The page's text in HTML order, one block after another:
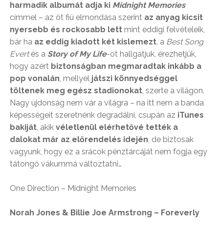
harmadik albumát adja ki Midnight Memories
címmel – az öt fiú elmondása szerint az anyag kicsit
nyersebb és rockosabb lett mint eddigi felvételeik,
bár ha az eddig kiadott két kislemezt, a Best Song
Evertés a Story of My Life-ot hallgatjuk, érezhetjük,
hogy azért biztonságban megmaradtak inkább a
pop vonalán, mellyel játszi könnyedséggel
töltenek meg egész stadionokat, szerte a világon.
Nagy újdonság nem vár a világra – na itt nem a banda
képességeit szeretnénk degradálni, csupán az iTunes
bakiját, akik véletlenül elérhetővé tették a
dalokat már az előrendelés idején, de biztosak
vagyunk, hogy ez a srácok pénztárcáját nem fogja egy
tátongó vákummá változtatni…
One Direction – Midnight Memories
Norah Jones & Billie Joe Armstrong – Foreverly